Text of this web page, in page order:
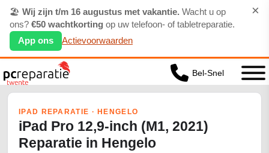
🏖️ Wij zijn t/m 16 augustus met vakantie. Wacht u op
ons? €50 wachtkorting op uw telefoon- of tabletreparatie.
App ons
Actievoorwaarden
×
Bel-Snel
IPAD REPARATIE · HENGELO
iPad Pro 12,9-inch (M1, 2021)
Reparatie in Hengelo